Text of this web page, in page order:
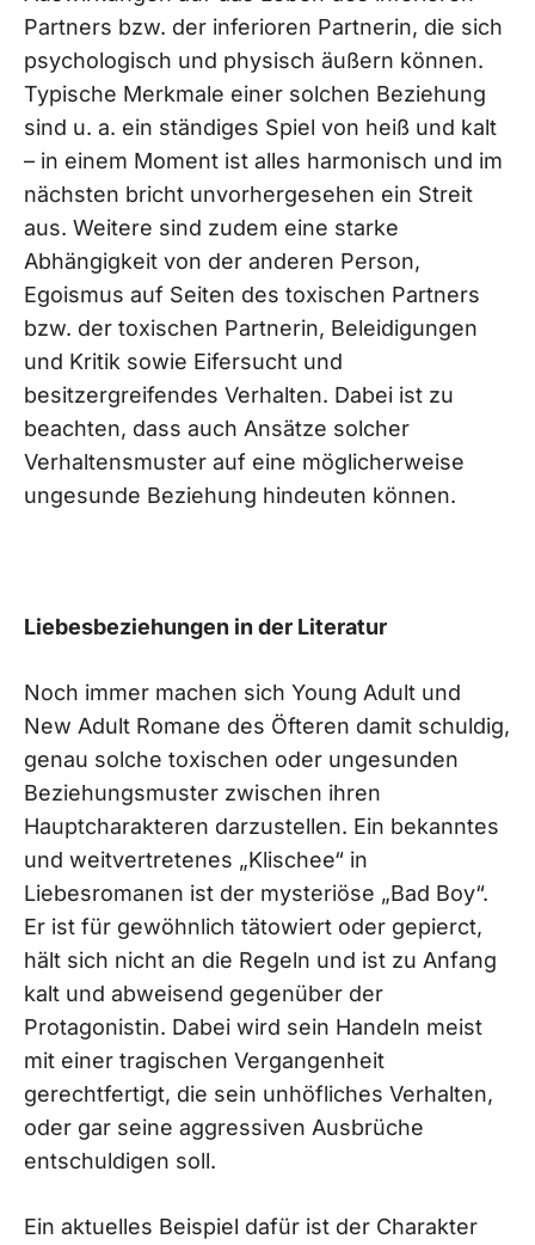
Partners bzw. der inferioren Partnerin, die sich
psychologisch und physisch äußern können.
Typische Merkmale einer solchen Beziehung
sind u. a. ein ständiges Spiel von heiß und kalt
– in einem Moment ist alles harmonisch und im
nächsten bricht unvorhergesehen ein Streit
aus. Weitere sind zudem eine starke
Abhängigkeit von der anderen Person,
Egoismus auf Seiten des toxischen Partners
bzw. der toxischen Partnerin, Beleidigungen
und Kritik sowie Eifersucht und
besitzergreifendes Verhalten. Dabei ist zu
beachten, dass auch Ansätze solcher
Verhaltensmuster auf eine möglicherweise
ungesunde Beziehung hindeuten können.
Liebesbeziehungen in der Literatur
Noch immer machen sich Young Adult und
New Adult Romane des Öfteren damit schuldig,
genau solche toxischen oder ungesunden
Beziehungsmuster zwischen ihren
Hauptcharakteren darzustellen. Ein bekanntes
und weitvertretenes „Klischee“ in
Liebesromanen ist der mysteriöse „Bad Boy“.
Er ist für gewöhnlich tätowiert oder gepierct,
hält sich nicht an die Regeln und ist zu Anfang
kalt und abweisend gegenüber der
Protagonistin. Dabei wird sein Handeln meist
mit einer tragischen Vergangenheit
gerechtfertigt, die sein unhöfliches Verhalten,
oder gar seine aggressiven Ausbrüche
entschuldigen soll.
Ein aktuelles Beispiel dafür ist der Charakter